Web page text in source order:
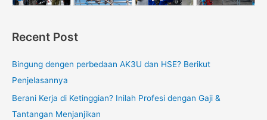
Recent Post
Bingung dengen perbedaan AK3U dan HSE? Berikut
Penjelasannya
Berani Kerja di Ketinggian? Inilah Profesi dengan Gaji &
Tantangan Menjanjikan